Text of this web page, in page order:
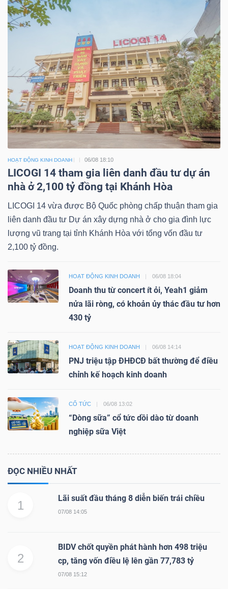
HOẠT ĐỘNG KINH DOANH 06/08 18:10
LICOGI 14 tham gia liên danh đầu tư dự án
nhà ở 2,100 tỷ đồng tại Khánh Hòa
LICOGI 14 vừa được Bộ Quốc phòng chấp thuận tham gia
liên danh đầu tư Dự án xây dựng nhà ở cho gia đình lực
lượng vũ trang tại tỉnh Khánh Hòa với tổng vốn đầu tư
2,100 tỷ đồng.
HOẠT ĐỘNG KINH DOANH 06/08 18:04
Doanh thu từ concert ít ỏi, Yeah1 giảm
nửa lãi ròng, có khoản ủy thác đầu tư hơn
430 tỷ
HOẠT ĐỘNG KINH DOANH 06/08 14:14
PNJ triệu tập ĐHĐCĐ bất thường để điều
chỉnh kế hoạch kinh doanh
CỔ TỨC 06/08 13:02
“Dòng sữa” cổ tức dồi dào từ doanh
nghiệp sữa Việt
ĐỌC NHIỀU NHẤT
1
Lãi suất đầu tháng 8 diễn biến trái chiều
07/08 14:05
2
BIDV chốt quyền phát hành hơn 498 triệu
cp, tăng vốn điều lệ lên gần 77,783 tỷ
07/08 15:12